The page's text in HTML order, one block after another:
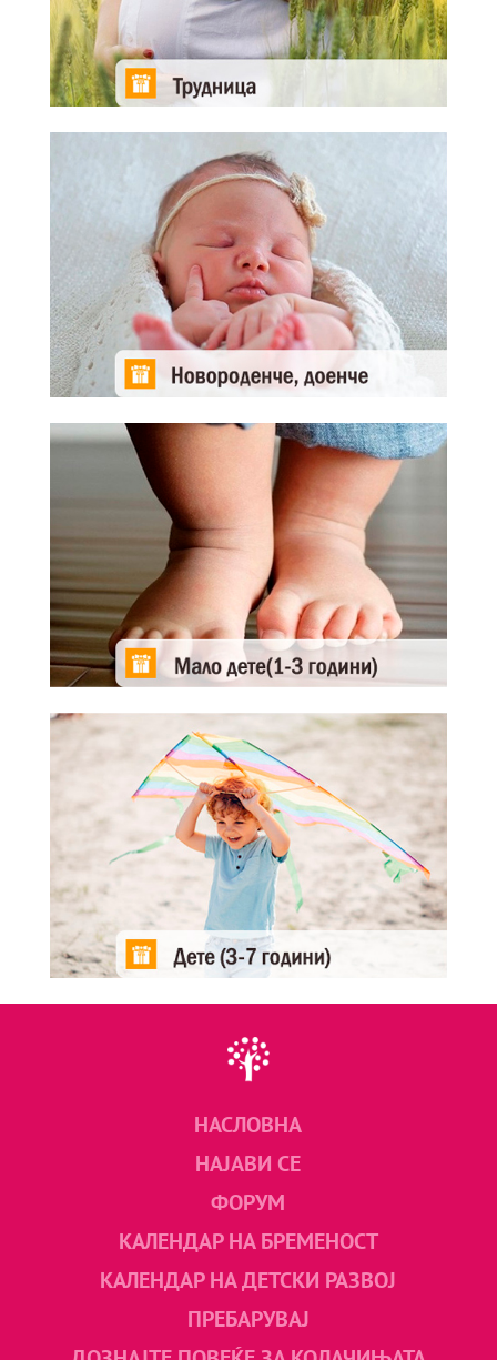
НАСЛОВНА
НАЈАВИ СЕ
ФОРУМ
КАЛЕНДАР НА БРЕМЕНОСТ
КАЛЕНДАР НА ДЕТСКИ РАЗВОЈ
ПРЕБАРУВАЈ